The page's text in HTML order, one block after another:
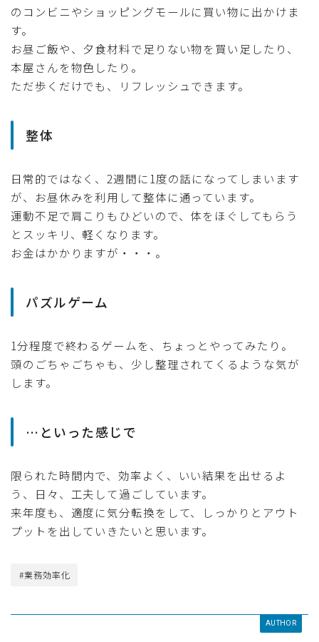
のコンビニやショッピングモールに買い物に出かけま
す。
お昼ご飯や、夕食材料で足りない物を買い足したり、
本屋さんを物色したり。
ただ歩くだけでも、リフレッシュできます。
整体
日常的ではなく、2週間に1度の話になってしまいます
が、お昼休みを利用して整体に通っています。
運動不足で肩こりもひどいので、体をほぐしてもらう
とスッキリ、軽くなります。
お金はかかりますが・・・。
パズルゲーム
1分程度で終わるゲームを、ちょっとやってみたり。
頭のごちゃごちゃも、少し整理されてくるような気が
します。
…といった感じで
限られた時間内で、効率よく、いい結果を出せるよ
う、日々、工夫して過ごしています。
来年度も、適度に気分転換をして、しっかりとアウト
プットを出していきたいと思います。
#業務効率化
AUTHOR